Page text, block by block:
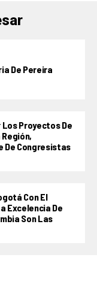
De Pereira
Proyectos De
De Congresistas
Con El
Excelencia De
Son Las